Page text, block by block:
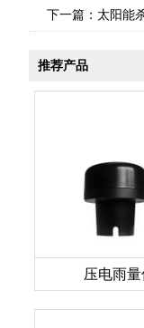
下一篇： 太阳能
推荐产品
压电雨